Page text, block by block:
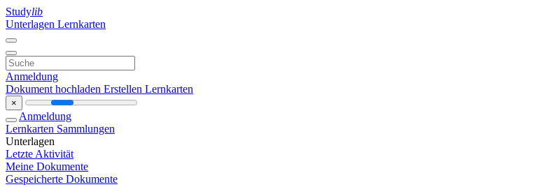
Studylib
Unterlagen Lernkarten
Anmeldung
Dokument hochladen Erstellen Lernkarten
×
Anmeldung
Lernkarten Sammlungen
Unterlagen
Letzte Aktivität
Meine Dokumente
Gespeicherte Dokumente